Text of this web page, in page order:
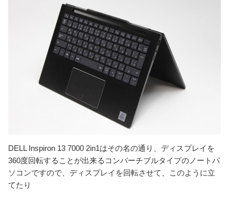
DELL Inspiron 13 7000 2in1はその名の通り、ディスプレイを
360度回転することが出来るコンバーチブルタイプのノートパ
ソコンですので、ディスプレイを回転させて、このように立
てたり